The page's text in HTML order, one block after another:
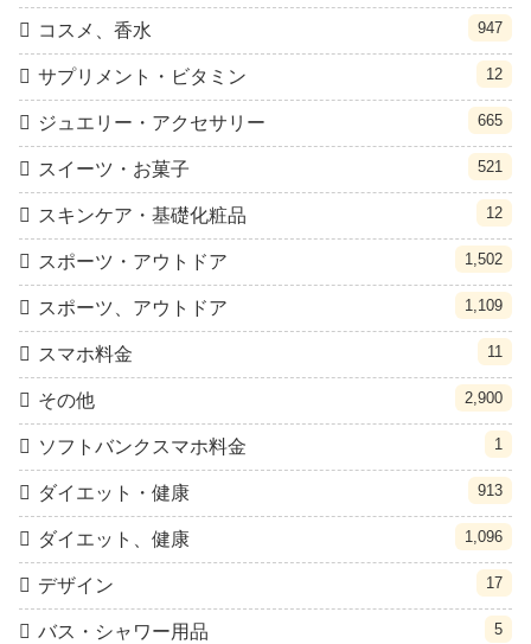
コスメ、香水 947
サプリメント・ビタミン 12
ジュエリー・アクセサリー 665
スイーツ・お菓子 521
スキンケア・基礎化粧品 12
スポーツ・アウトドア 1,502
スポーツ、アウトドア 1,109
スマホ料金 11
その他 2,900
ソフトバンクスマホ料金 1
ダイエット・健康 913
ダイエット、健康 1,096
デザイン 17
バス・シャワー用品 5